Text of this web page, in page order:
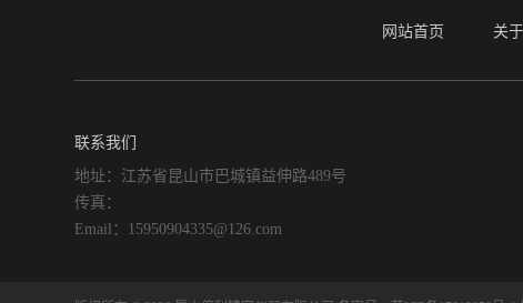
网站首页 关
联系我们
地址：江苏省昆山市巴城镇益伸路489号
传真：
Email：15950904335@126.com